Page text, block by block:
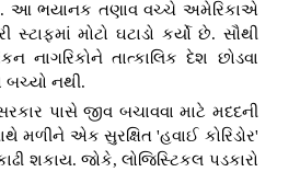
આ ભયાનક તણાવ વચ્ચે અમેરિકાએ
સ્ટાફમાં મોટો ઘટાડો કર્યો છે. સૌથી
તાત્કાલિક દેશ છોડવા
બચ્યો નથી.
પાસે જીવ બચાવવા માટે મદદની
એક સુરક્ષિત 'હવાઈ કોરિડોર'
શકાય. જોકે, લોજિસ્ટિકલ પડકારો